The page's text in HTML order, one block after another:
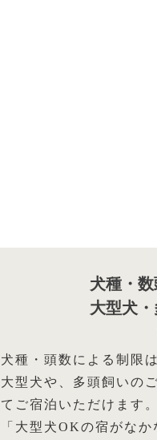
犬種・数
大型犬
犬種・頭数による制限
大型犬や、多頭飼いの
てご宿泊いただけます。
「大型犬OKの宿がな